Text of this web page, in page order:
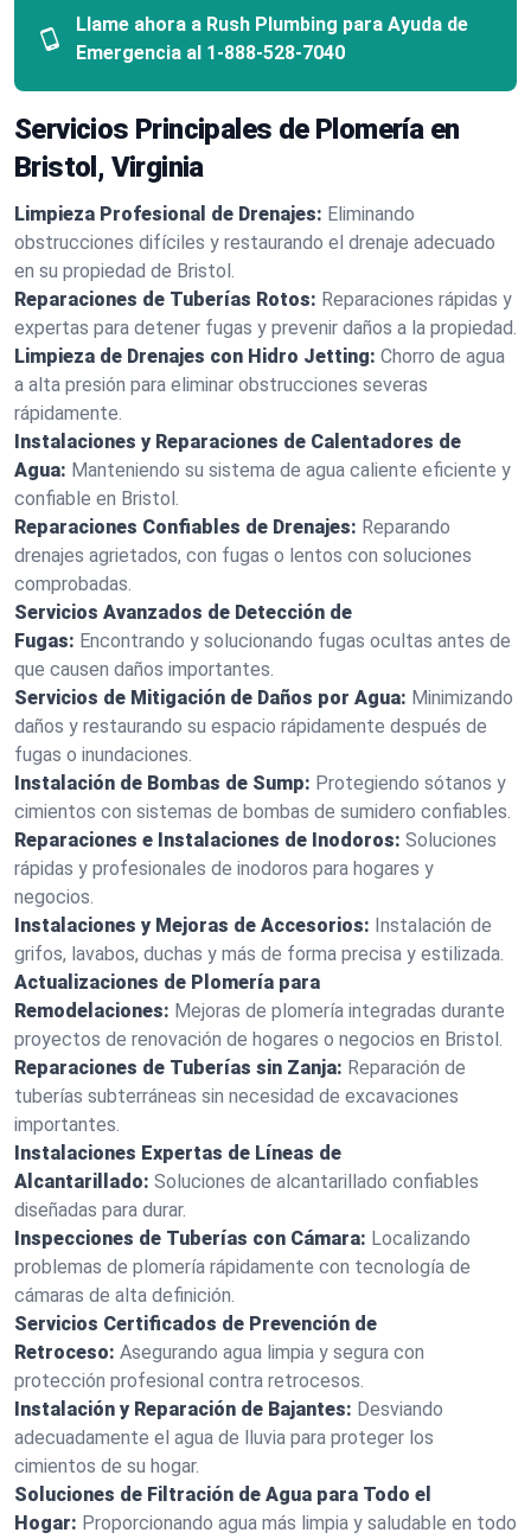
Llame ahora a Rush Plumbing para Ayuda de
Emergencia al 1-888-528-7040
Servicios Principales de Plomería en
Bristol, Virginia
Limpieza Profesional de Drenajes: Eliminando
obstrucciones difíciles y restaurando el drenaje adecuado
en su propiedad de Bristol.
Reparaciones de Tuberías Rotos: Reparaciones rápidas y
expertas para detener fugas y prevenir daños a la propiedad.
Limpieza de Drenajes con Hidro Jetting: Chorro de agua
a alta presión para eliminar obstrucciones severas
rápidamente.
Instalaciones y Reparaciones de Calentadores de
Agua: Manteniendo su sistema de agua caliente eficiente y
confiable en Bristol.
Reparaciones Confiables de Drenajes: Reparando
drenajes agrietados, con fugas o lentos con soluciones
comprobadas.
Servicios Avanzados de Detección de
Fugas: Encontrando y solucionando fugas ocultas antes de
que causen daños importantes.
Servicios de Mitigación de Daños por Agua: Minimizando
daños y restaurando su espacio rápidamente después de
fugas o inundaciones.
Instalación de Bombas de Sump: Protegiendo sótanos y
cimientos con sistemas de bombas de sumidero confiables.
Reparaciones e Instalaciones de Inodoros: Soluciones
rápidas y profesionales de inodoros para hogares y
negocios.
Instalaciones y Mejoras de Accesorios: Instalación de
grifos, lavabos, duchas y más de forma precisa y estilizada.
Actualizaciones de Plomería para
Remodelaciones: Mejoras de plomería integradas durante
proyectos de renovación de hogares o negocios en Bristol.
Reparaciones de Tuberías sin Zanja: Reparación de
tuberías subterráneas sin necesidad de excavaciones
importantes.
Instalaciones Expertas de Líneas de
Alcantarillado: Soluciones de alcantarillado confiables
diseñadas para durar.
Inspecciones de Tuberías con Cámara: Localizando
problemas de plomería rápidamente con tecnología de
cámaras de alta definición.
Servicios Certificados de Prevención de
Retroceso: Asegurando agua limpia y segura con
protección profesional contra retrocesos.
Instalación y Reparación de Bajantes: Desviando
adecuadamente el agua de lluvia para proteger los
cimientos de su hogar.
Soluciones de Filtración de Agua para Todo el
Hogar: Proporcionando agua más limpia y saludable en todo